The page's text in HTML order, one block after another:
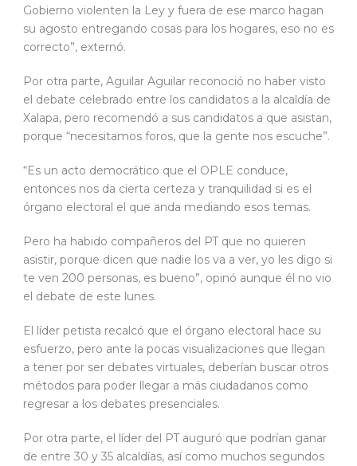
Gobierno violenten la Ley y fuera de ese marco hagan
su agosto entregando cosas para los hogares, eso no es
correcto”, externó.
Por otra parte, Aguilar Aguilar reconoció no haber visto
el debate celebrado entre los candidatos a la alcaldía de
Xalapa, pero recomendó a sus candidatos a que asistan,
porque “necesitamos foros, que la gente nos escuche”.
“Es un acto democrático que el OPLE conduce,
entonces nos da cierta certeza y tranquilidad si es el
órgano electoral el que anda mediando esos temas.
Pero ha habido compañeros del PT que no quieren
asistir, porque dicen que nadie los va a ver, yo les digo si
te ven 200 personas, es bueno”, opinó aunque él no vio
el debate de este lunes.
El líder petista recalcó que el órgano electoral hace su
esfuerzo, pero ante la pocas visualizaciones que llegan
a tener por ser debates virtuales, deberían buscar otros
métodos para poder llegar a más ciudadanos como
regresar a los debates presenciales.
Por otra parte, el líder del PT auguró que podrían ganar
de entre 30 y 35 alcaldías, así como muchos segundos